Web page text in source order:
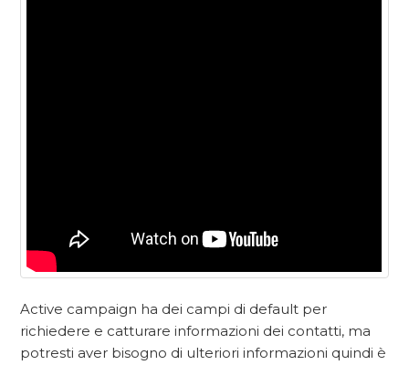
Active campaign ha dei campi di default per
richiedere e catturare informazioni dei contatti, ma
potresti aver bisogno di ulteriori informazioni quindi è